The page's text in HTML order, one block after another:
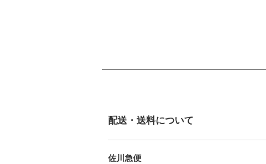
配送・送料について
佐川急便